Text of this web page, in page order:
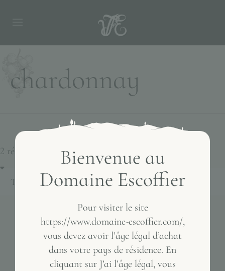
chardonnay
2 résultats affichés
Inactive
Bienvenue au
Domaine Escoffier
Pour visiter le site
https://www.domaine-escoffier.com/,
vous devez avoir l’âge légal d’achat
dans votre pays de résidence. En
cliquant sur J’ai l’âge légal, vous